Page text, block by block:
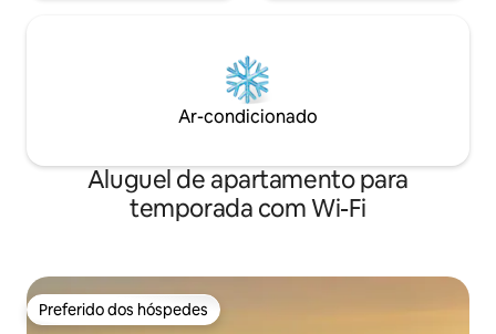
Ar-condicionado
Aluguel de apartamento para
temporada com Wi-Fi
Preferido dos hóspedes
Preferido dos hóspedes